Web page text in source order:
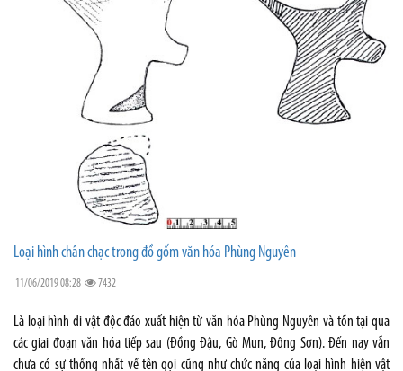
Loại hình chân chạc trong đồ gốm văn hóa Phùng Nguyên
11/06/2019 08:28 7432
Là loại hình di vật độc đáo xuất hiện từ văn hóa Phùng Nguyên và tồn tại qua
các giai đoạn văn hóa tiếp sau (Đồng Đậu, Gò Mun, Đông Sơn). Đến nay vẫn
chưa có sự thống nhất về tên gọi cũng như chức năng của loại hình hiện vật